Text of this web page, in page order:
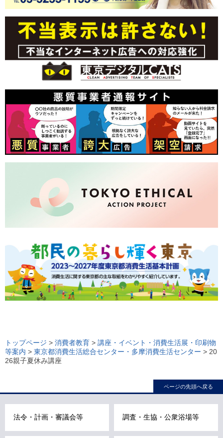
ー
カ
ビ
こ
ま
トップページ > 消費者教育 > 講座・イベント・消費生活展・印刷物
等案内 > 東京都消費生活総合センター・多摩消費生活センター > 20
26親子夏休み講座
ページの先頭へ戻る
法令・計画・審議会等 調査・生協・公衆浴場等